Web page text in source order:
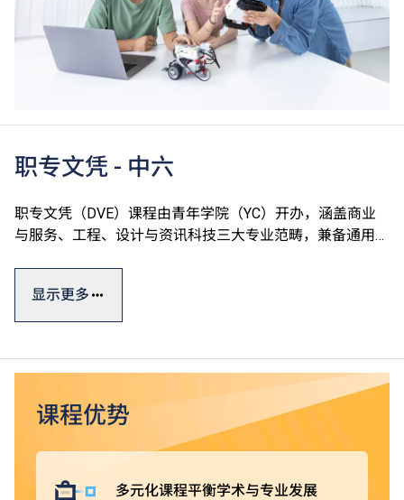
职专文凭 - 中六
职专文凭（DVE）课程由青年学院（YC）开办，涵盖商业
与服务、工程、设计与资讯科技三大专业范畴，兼备通用技
职专文凭课程一般修读期为一年，部份单元以中文授课及评
用指标，资历广获认可。
毕业生可升读VTC高级文凭课程
，升读相关课程更有机会
获豁免修读部分课程单元
。完成课程后，可选择投身业
界，亦可继续进修，取得更高学历。
显示更多
课程优势
多元化课程平衡学术与专业发展